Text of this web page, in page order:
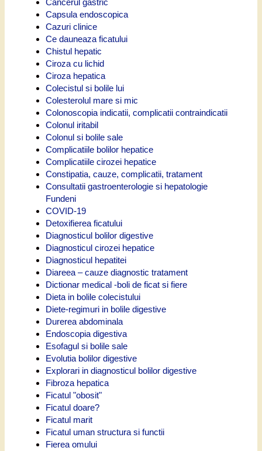
Cancerul gastric
Capsula endoscopica
Cazuri clinice
Ce dauneaza ficatului
Chistul hepatic
Ciroza cu lichid
Ciroza hepatica
Colecistul si bolile lui
Colesterolul mare si mic
Colonoscopia indicatii, complicatii contraindicatii
Colonul iritabil
Colonul si bolile sale
Complicatiile bolilor hepatice
Complicatiile cirozei hepatice
Constipatia, cauze, complicatii, tratament
Consultatii gastroenterologie si hepatologie
Fundeni
COVID-19
Detoxifierea ficatului
Diagnosticul bolilor digestive
Diagnosticul cirozei hepatice
Diagnosticul hepatitei
Diareea – cauze diagnostic tratament
Dictionar medical -boli de ficat si fiere
Dieta in bolile colecistului
Diete-regimuri in bolile digestive
Durerea abdominala
Endoscopia digestiva
Esofagul si bolile sale
Evolutia bolilor digestive
Explorari in diagnosticul bolilor digestive
Fibroza hepatica
Ficatul "obosit"
Ficatul doare?
Ficatul marit
Ficatul uman structura si functii
Fierea omului